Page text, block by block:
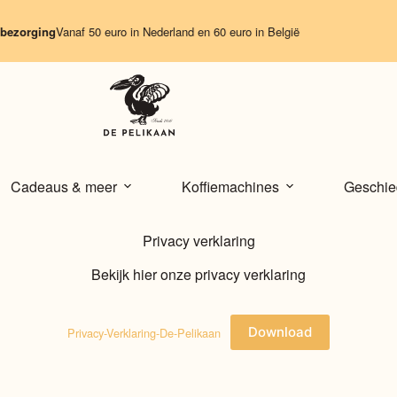
Vanaf 50 euro in Nederland en 60 euro in België
Cadeaus & meer Koffiemachines
Privacy verklaring
Bekijk hier onze privacy verklaring
Privacy-Verklaring-De-Pelikaan Download